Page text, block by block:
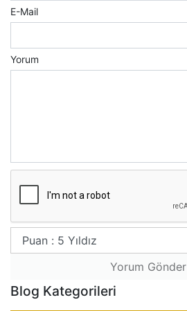
E-Mail
Yorum
Yorum Gönder
Blog Kategorileri